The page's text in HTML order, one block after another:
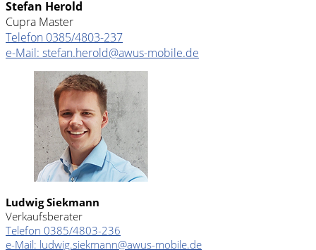
Stefan Herold
Cupra Master
Telefon 0385/4803-237
e-Mail: stefan.herold@awus-mobile.de
Ludwig Siekmann
Verkaufsberater
Telefon 0385/4803-236
e-Mail: ludwig.siekmann@awus-mobile.de